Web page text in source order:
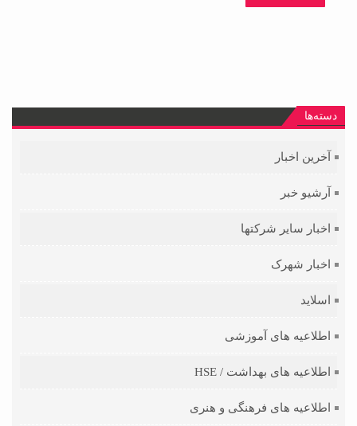
دسته‌ها
آخرین اخبار
آرشیو خبر
اخبار سایر شرکتها
اخبار شهرک
اسلاید
اطلاعیه های آموزشی
اطلاعیه های بهداشت / HSE
اطلاعیه های فرهنگی و هنری